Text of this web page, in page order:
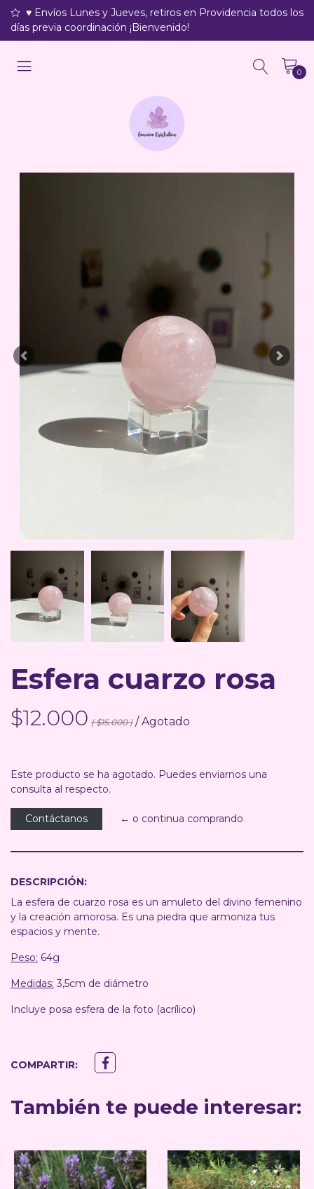
♥ Envíos Lunes y Jueves, retiros en Providencia todos los
días previa coordinación ¡Bienvenido!
0
Previous Next
Esfera cuarzo rosa
$12.000 ( $15.000 ) / Agotado
Este producto se ha agotado. Puedes enviarnos una
consulta al respecto.
Contáctanos ← o continua comprando
DESCRIPCIÓN:
La esfera de cuarzo rosa es un amuleto del divino femenino
y la creación amorosa. Es una piedra que armoniza tus
espacios y mente.
Peso: 64g
Medidas: 3,5cm de diámetro
Incluye posa esfera de la foto (acrílico)
COMPARTIR:
También te puede interesar: